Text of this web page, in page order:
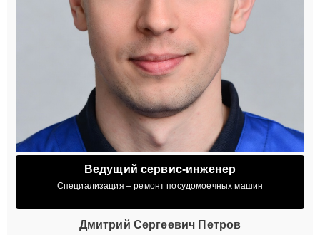
Ведущий сервис-инженер
Специализация – ремонт посудомоечных машин
Дмитрий Сергеевич Петров